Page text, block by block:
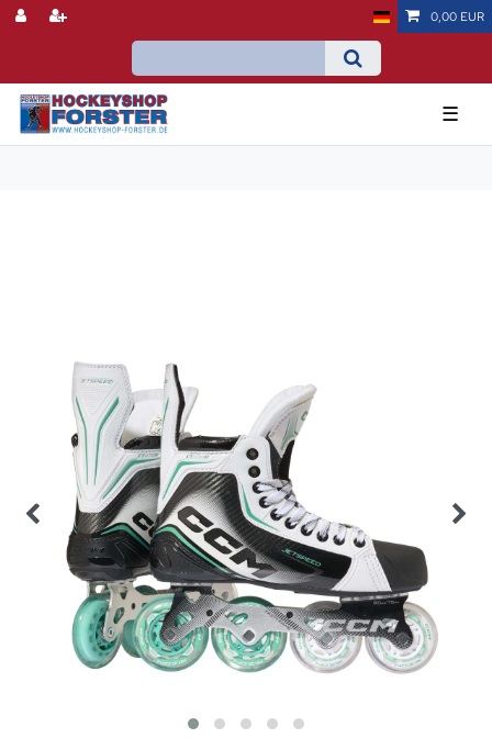
0,00 EUR
☰